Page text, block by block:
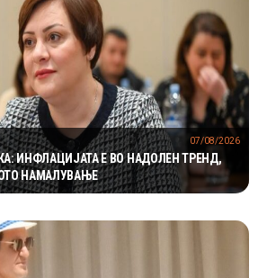
ИНФЛАЦИЈАТА Е ВО НАДОЛЕН ТРЕНД,
НАМАЛУВАЊЕ
07/08/2026